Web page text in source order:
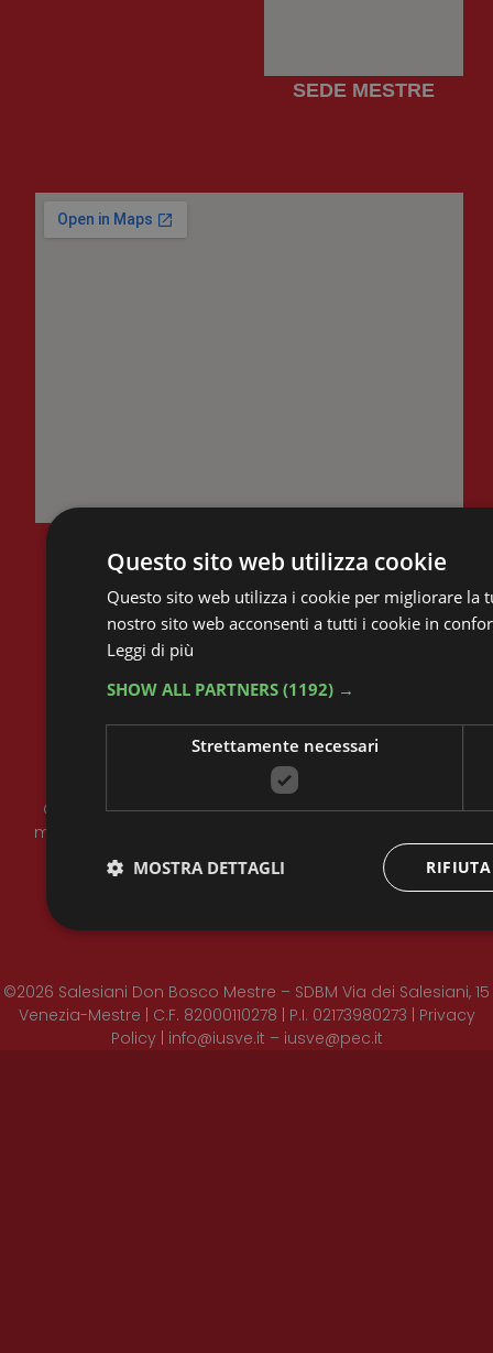
Cube Radio è la web radio dello IUSVE che racconta
musica, cultura e comunicazione attraverso podcast,
SEDE MESTRE
©2026 Salesiani Don Bosco Mestre – SDBM Via dei Salesiani, 15
Venezia-Mestre | C.F. 82000110278 | P.I. 02173980273 | Privacy
Policy | info@iusve.it – iusve@pec.it